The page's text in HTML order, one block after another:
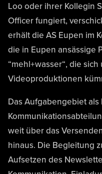
Loo oder ihrer Kollegin
Officer fungiert,
erhält die AS Eupen im
die in Eupen ansässige
“mehl+wasser“, die
Videoproduktionen
Das Aufgabengebiet
weit über das
hinaus. Die Begleitung
Aufsetzen des